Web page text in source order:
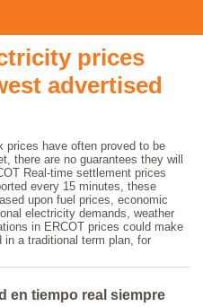
prices
advertised
prices have often proved to be
there are no guarantees they will
Real-time settlement prices
every 15 minutes, these
upon fuel prices, economic
electricity demands, weather
in ERCOT prices could make
in a traditional term plan, for
en tiempo real siempre